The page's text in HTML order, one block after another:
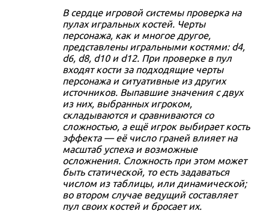
В сердце игровой системы проверка на
пулах игральных костей. Черты
персонажа, как и многое другое,
представлены игральными костями: d4,
d6, d8, d10 и d12. При проверке в пул
входят кости за подходящие черты
персонажа и ситуативные из других
источников. Выпавшие значения с двух
из них, выбранных игроком,
складываются и сравниваются со
сложностью, а ещё игрок выбирает кость
эффекта — её число граней влияет на
масштаб успеха и возможные
осложнения. Сложность при этом может
быть статической, то есть задаваться
числом из таблицы, или динамической;
во втором случае ведущий составляет
пул своих костей и бросает их.